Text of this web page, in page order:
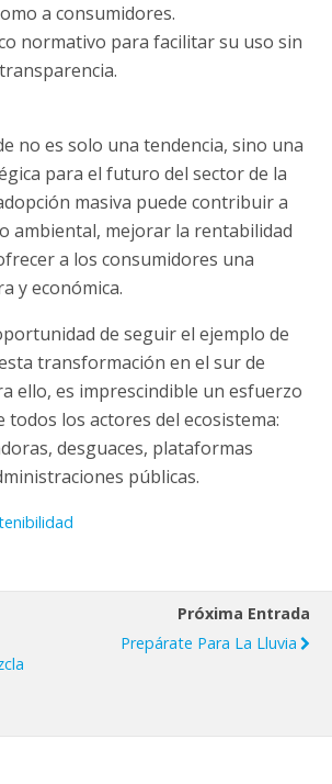
a consumidores.
normativo para facilitar su uso sin
no es solo una tendencia, sino una
para el futuro del sector de la
masiva puede contribuir a
ambiental, mejorar la rentabilidad
a los consumidores una
y económica.
de seguir el ejemplo de
transformación en el sur de
ello, es imprescindible un esfuerzo
los actores del ecosistema:
desguaces, plataformas
públicas.
Próxima Entrada
Prepárate Para La Lluvia